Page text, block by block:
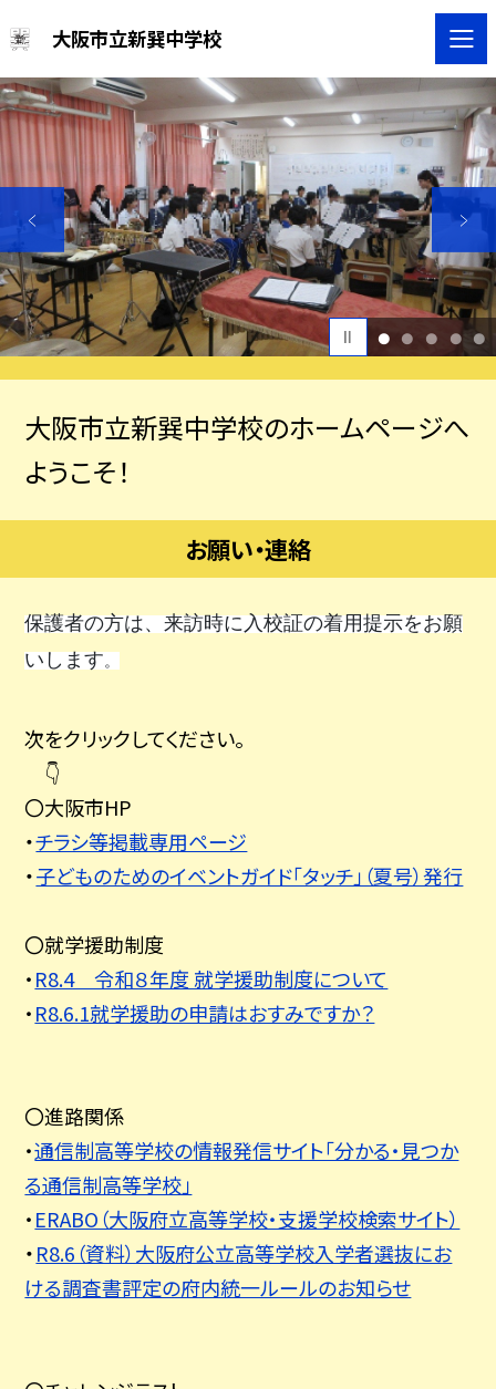
大阪市立新巽中学校
1 2 3 4 5
大阪市立新巽中学校のホームページへ
ようこそ！
お願い・連絡
保護者の方は、来訪時に入校証の着用提示をお願
いします。
次をクリックしてください。
👇
〇大阪市HP
・チラシ等掲載専用ページ
・子どものためのイベントガイド「タッチ」（夏号）発行
〇就学援助制度
・R8.4 令和８年度 就学援助制度について
・R8.6.1就学援助の申請はおすみですか？
〇進路関係
・通信制高等学校の情報発信サイト「分かる・見つか
る通信制高等学校」
・ERABO（大阪府立高等学校・支援学校検索サイト）
・R8.6（資料）大阪府公立高等学校入学者選抜にお
ける調査書評定の府内統一ルールのお知らせ